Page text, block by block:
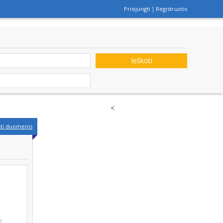
Prisijungti Registruotis
Ieškoti
duomenis
<